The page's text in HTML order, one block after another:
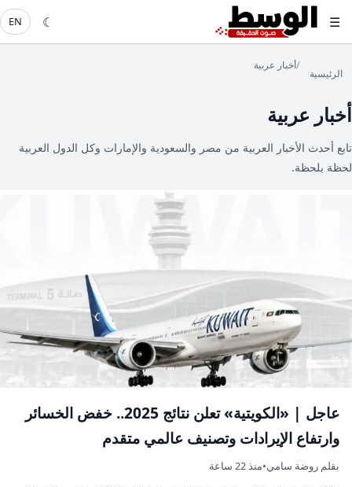
☰
☾
EN
الرئيسية
/أخبار عربية
أخبار عربية
تابع أحدث الأخبار العربية من مصر والسعودية والإمارات وكل الدول العربية
لحظة بلحظة.
عاجل | «الكويتية» تعلن نتائج 2025.. خفض الخسائر
وارتفاع الإيرادات وتصنيف عالمي متقدم
بقلم روضة سامي•منذ 22 ساعة